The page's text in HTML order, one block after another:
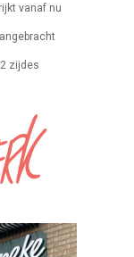
vanaf nu
zijdes